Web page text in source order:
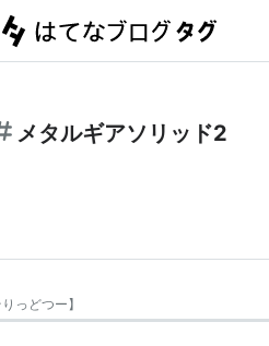
メタルギアソリッド2
っどつー】